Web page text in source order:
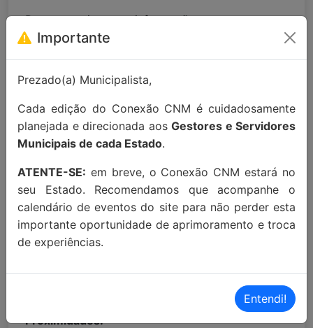
Para maiores informações entre em
contato:contato@conexaocnm.org.br
ou whats
Apoio Institucional:
MAIORES INFORMAÇÕES:
Proximidades:
Importante
Prezado(a) Municipalista,
Cada edição do Conexão CNM é cuidadosamente
planejada e direcionada aos Gestores e Servidores
Municipais de cada Estado.
ATENTE-SE: em breve, o Conexão CNM estará no
seu Estado. Recomendamos que acompanhe o
calendário de eventos do site para não perder esta
importante oportunidade de aprimoramento e troca
de experiências.
Entendi!